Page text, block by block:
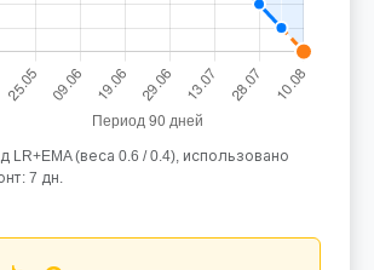
LR+EMA (веса 0.6 / 0.4), использовано
7 дн.